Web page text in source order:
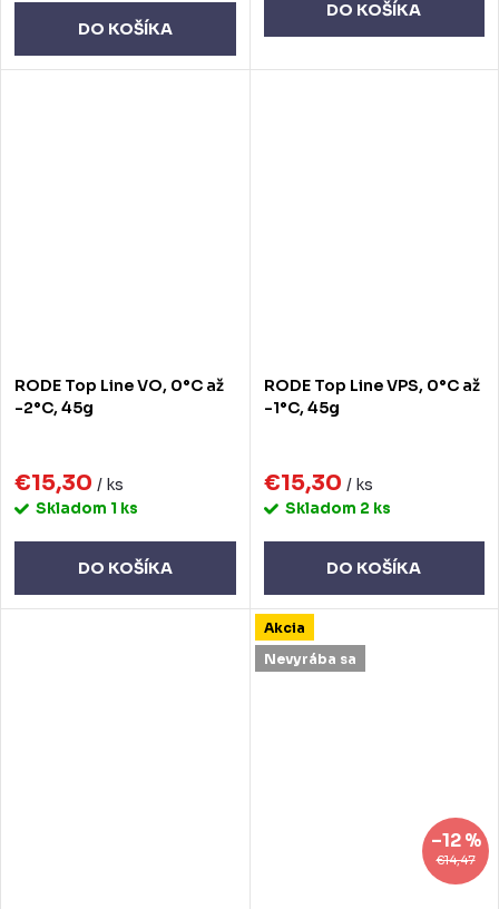
DO KOŠÍKA
DO KOŠÍKA
RODE Top Line VO, 0°C až
-2°C, 45g
€15,30 / ks
Skladom 1 ks
DO KOŠÍKA
RODE Top Line VPS, 0°C až
-1°C, 45g
€15,30 / ks
Skladom 2 ks
DO KOŠÍKA
Akcia
Nevyrába sa
€14,47
–12 %